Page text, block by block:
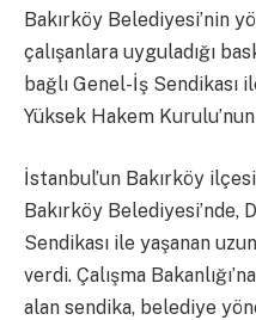
Bakırköy Belediyesi’nin
çalışanlara uyguladığı
bağlı Genel-İş Sendikası
Yüksek Hakem
İstanbul’un Bakırköy
Bakırköy Belediyesi’nde,
Sendikası ile yaşanan
verdi. Çalışma
alan sendika, belediye